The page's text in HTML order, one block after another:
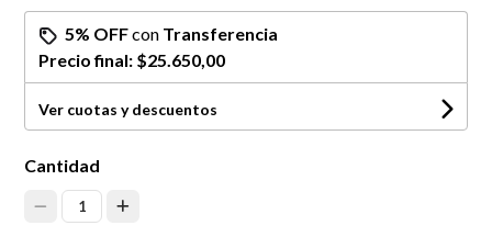
5% OFFcon Transferencia
Precio final: $25.650,00
Ver cuotas y descuentos
Cantidad
1